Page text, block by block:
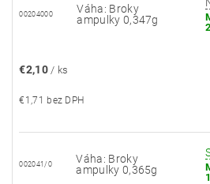
00204000
Váha: Broky
ampulky 0,347g
€2,10 / ks
€1,71 bez DPH
002041/0
Váha: Broky
ampulky 0,365g